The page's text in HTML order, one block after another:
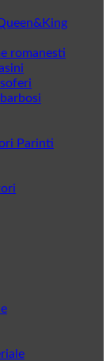
romanesti
Parinti